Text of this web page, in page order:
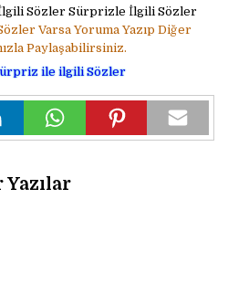
Sözler Sürprizle İlgili Sözler
Varsa Yoruma Yazıp Diğer
Paylaşabilirsiniz.
ile ilgili Sözler